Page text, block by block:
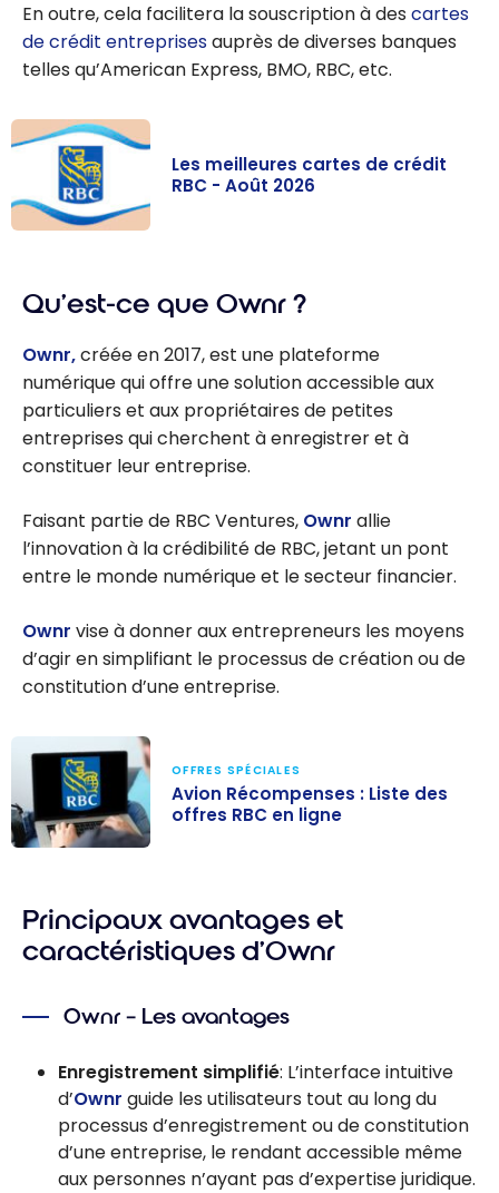
En outre, cela facilitera la souscription à des cartes
de crédit entreprisesauprès de diverses banques
telles qu’American Express, BMO, RBC, etc.
crédit RBC -
Les meilleures cartes de crédit
RBC - Août 2026
Qu’est-ce que Ownr ?
Ownr,créée en 2017, est une plateforme
numérique qui offre une solution accessible aux
particuliers et aux propriétaires de petites
entreprises qui cherchent à enregistrer et à
constituer leur entreprise.
Faisant partie de RBC Ventures, Ownr allie
l’innovation à la crédibilité de RBC, jetant un pont
entre le monde numérique et le secteur financier.
Ownr vise à donner aux entrepreneurs les moyens
d’agir en simplifiant le processus de création ou de
constitution d’une entreprise.
Liste des offres
RBC en ligne
OFFRES SPÉCIALES
Avion Récompenses : Liste des
offres RBC en ligne
Principaux avantages et
caractéristiques d’Ownr
Ownr – Les avantages
Enregistrement simplifié: L’interface intuitive
d’Ownr guide les utilisateurs tout au long du
processus d’enregistrement ou de constitution
d’une entreprise, le rendant accessible même
aux personnes n’ayant pas d’expertise juridique.